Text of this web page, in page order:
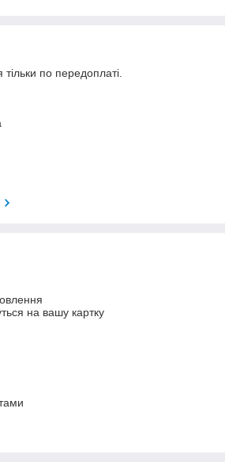
по передоплаті.
на вашу картку